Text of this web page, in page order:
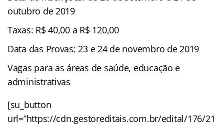
outubro de 2019
Taxas: R$ 40,00 a R$ 120,00
Data das Provas: 23 e 24 de novembro de 2019
Vagas para as áreas de saúde, educação e
administrativas
[su_button
url=”https://cdn.gestoreditais.com.br/edital/176/21